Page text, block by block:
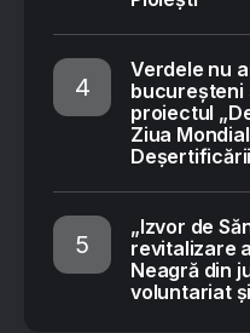
Verdele nu
bucureșteni
proiectul
Ziua
„Izvor de
revitalizare
Neagră din
voluntariat